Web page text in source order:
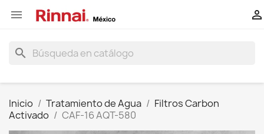
 
search
Inicio Tratamiento de Agua
Filtros Carbon
Activado
CAF-16 AQT-580